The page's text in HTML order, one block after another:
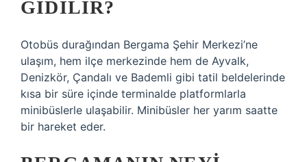
GIDILIR?
Otobüs durağından Bergama Şehir Merkezi’ne
ulaşım, hem ilçe merkezinde hem de Ayvalk,
Denizkör, Çandalı ve Bademli gibi tatil beldelerinde
kısa bir süre içinde terminalde platformlarla
minibüslerle ulaşabilir. Minibüsler her yarım saatte
bir hareket eder.